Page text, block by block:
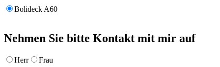
Bolideck A60
Nehmen Sie bitte Kontakt mit mir auf
Herr Frau